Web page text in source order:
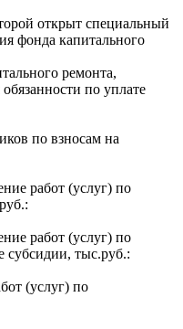
открыт специальный
фонда капитального
ремонта,
по уплате
по взносам на
работ (услуг) по
работ (услуг) по
субсидии, тыс.руб.:
(услуг) по